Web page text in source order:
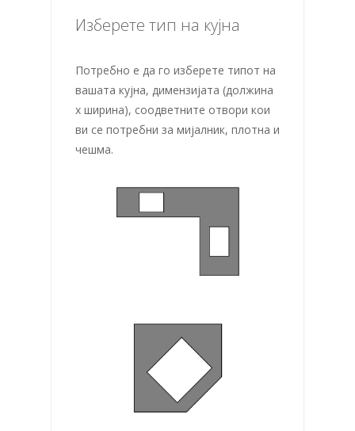
Изберете тип на кујна
Потребно е да го изберете типот на
вашата кујна, димензијата (должина
х ширина), соодветните отвори кои
ви се потребни за мијалник, плотна и
чешма.